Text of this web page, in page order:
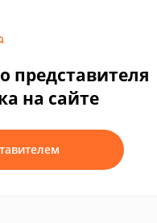
представителя
на сайте